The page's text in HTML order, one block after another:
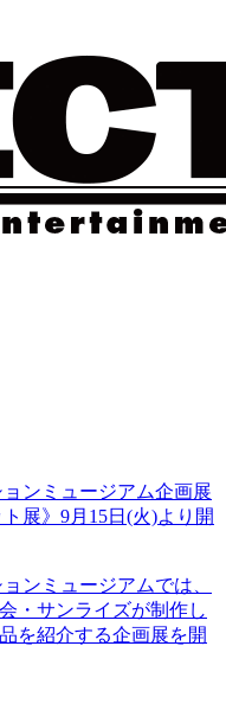
ンミュージアム企画展
展》9月15日(火)より開
ンミュージアムでは、
・サンライズが制作し
を紹介する企画展を開